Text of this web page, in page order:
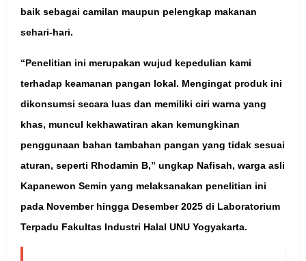
baik sebagai camilan maupun pelengkap makanan
sehari-hari.
“Penelitian ini merupakan wujud kepedulian kami
terhadap keamanan pangan lokal. Mengingat produk ini
dikonsumsi secara luas dan memiliki ciri warna yang
khas, muncul kekhawatiran akan kemungkinan
penggunaan bahan tambahan pangan yang tidak sesuai
aturan, seperti Rhodamin B,” ungkap Nafisah, warga asli
Kapanewon Semin yang melaksanakan penelitian ini
pada November hingga Desember 2025 di Laboratorium
Terpadu Fakultas Industri Halal UNU Yogyakarta.